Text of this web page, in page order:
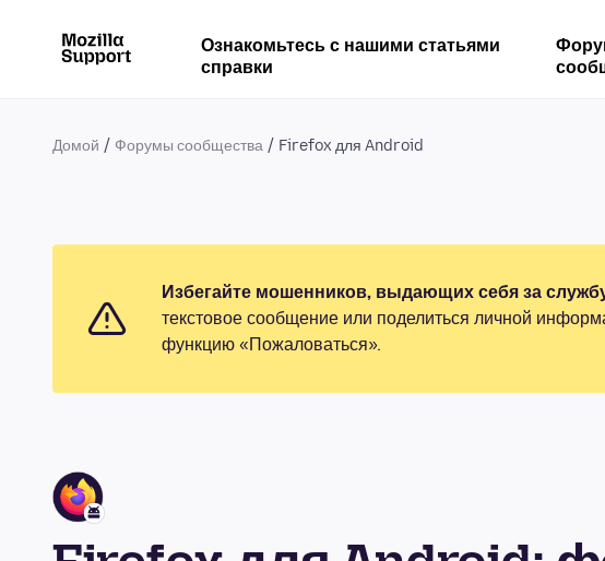
Ознакомьтесь с нашими статьями
справки
Домой Форумы сообщества Firefox для Android
Избегайте мошенников, выдающих себя за
текстовое сообщение или поделиться личной
функцию «Пожаловаться».